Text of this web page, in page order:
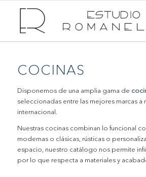
COCINAS
Disponemos de una amplia gama de
seleccionadas entre las mejores marcas a
internacional.
Nuestras cocinas combinan lo funcional
modernas o clásicas, rústicas o
espacio, nuestro catálogo nos permite
por lo que respecta a materiales y